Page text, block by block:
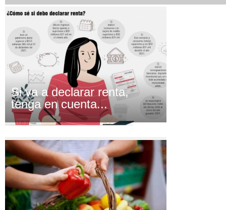
Si va a declarar renta,
tenga en cuenta...